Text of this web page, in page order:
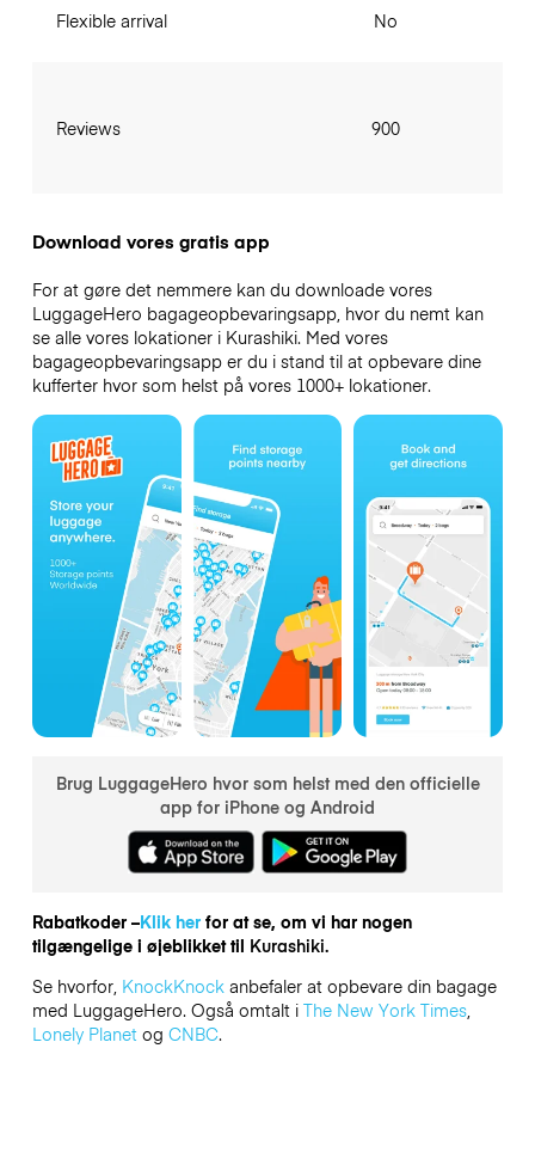
Flexible arrival
Reviews
No
900
Download vores gratis app
For at gøre det nemmere kan du downloade vores
LuggageHero bagageopbevaringsapp, hvor du nemt kan
se alle vores lokationer i Kurashiki. Med vores
bagageopbevaringsapp er du i stand til at opbevare dine
kufferter hvor som helst på vores 1000+ lokationer.
Brug LuggageHero hvor som helst med den officielle
app for iPhone og Android
Rabatkoder –Klik herfor at se, om vi har nogen
tilgængelige i øjeblikket til Kurashiki.
Se hvorfor, KnockKnockanbefaler at opbevare din bagage
med LuggageHero. Også omtalt i The New York Times,
Lonely Planetog CNBC.